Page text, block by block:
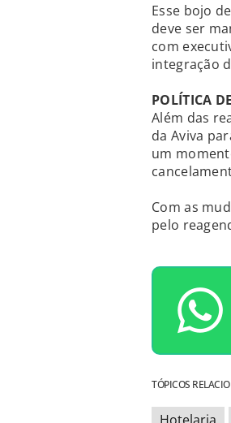
Esse bojo
deve ser
com
integração
POLÍTICA
Além das
da Aviva
um
Com as
pelo
TÓPICOS
Hotelaria